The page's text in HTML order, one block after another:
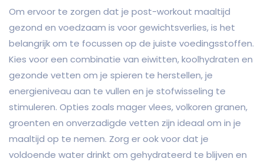
Om ervoor te zorgen dat je post-workout maaltijd
gezond en voedzaam is voor gewichtsverlies, is het
belangrijk om te focussen op de juiste voedingsstoffen.
Kies voor een combinatie van eiwitten, koolhydraten en
gezonde vetten om je spieren te herstellen, je
energieniveau aan te vullen en je stofwisseling te
stimuleren. Opties zoals mager vlees, volkoren granen,
groenten en onverzadigde vetten zijn ideaal om in je
maaltijd op te nemen. Zorg er ook voor dat je
voldoende water drinkt om gehydrateerd te blijven en